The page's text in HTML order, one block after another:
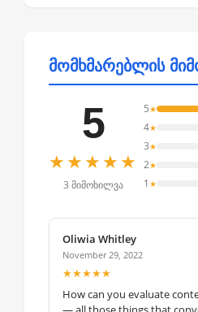
მომხმარებლის
5
★★★★★
3 მიმოხილვა
5★
4★
3★
2★
1 ★
Oliwia Whitley
November 29, 2022
★★★★★
How can you evaluate